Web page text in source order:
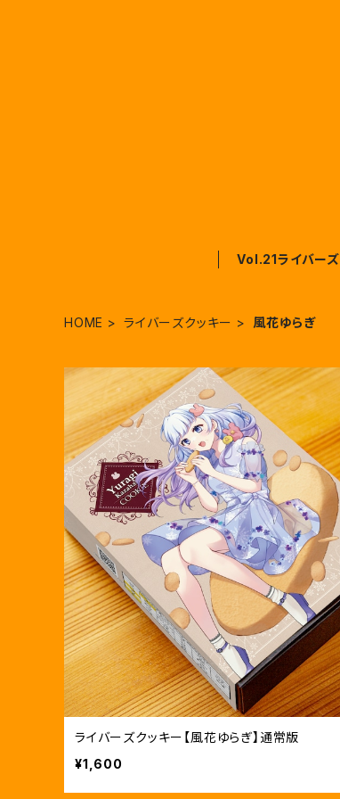
Vol.21ライバーズ
HOME ライバーズクッキー 風花ゆらぎ
ライバーズクッキー【風花ゆらぎ】通常版
¥1,600